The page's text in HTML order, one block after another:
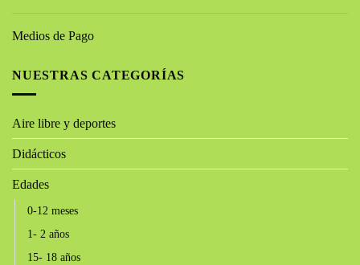
Medios de Pago
NUESTRAS CATEGORÍAS
Aire libre y deportes
Didácticos
Edades
0-12 meses
1- 2 años
15- 18 años